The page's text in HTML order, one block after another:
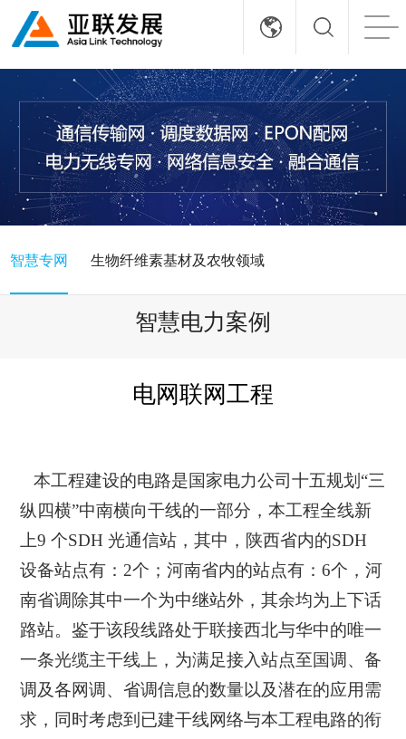
智慧专网 生物纤维素基材及农牧领域
智慧电力案例
电网联网工程
本工程建设的电路是国家电力公司十五规划“三
纵四横”中南横向干线的一部分，本工程全线新
上9 个SDH 光通信站，其中，陕西省内的SDH
设备站点有：2个；河南省内的站点有：6个，河
南省调除其中一个为中继站外，其余均为上下话
路站。鉴于该段线路处于联接西北与华中的唯一
一条光缆主干线上，为满足接入站点至国调、备
调及各网调、省调信息的数量以及潜在的应用需
求，同时考虑到已建干线网络与本工程电路的衔